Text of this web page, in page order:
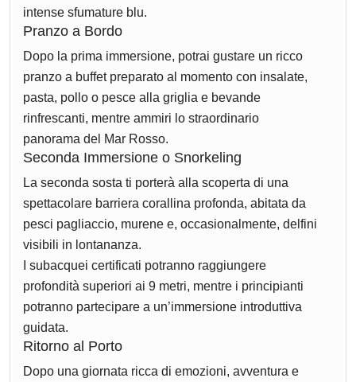
intense sfumature blu.
Pranzo a Bordo
Dopo la prima immersione, potrai gustare un ricco
pranzo a buffet preparato al momento con insalate,
pasta, pollo o pesce alla griglia e bevande
rinfrescanti, mentre ammiri lo straordinario
panorama del Mar Rosso.
Seconda Immersione o Snorkeling
La seconda sosta ti porterà alla scoperta di una
spettacolare barriera corallina profonda, abitata da
pesci pagliaccio, murene e, occasionalmente, delfini
visibili in lontananza.
I subacquei certificati potranno raggiungere
profondità superiori ai 9 metri, mentre i principianti
potranno partecipare a un’immersione introduttiva
guidata.
Ritorno al Porto
Dopo una giornata ricca di emozioni, avventura e